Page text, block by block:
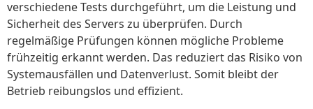
verschiedene Tests durchgeführt, um die Leistung und
Sicherheit des Servers zu überprüfen. Durch
regelmäßige Prüfungen können mögliche Probleme
frühzeitig erkannt werden. Das reduziert das Risiko von
Systemausfällen und Datenverlust. Somit bleibt der
Betrieb reibungslos und effizient.